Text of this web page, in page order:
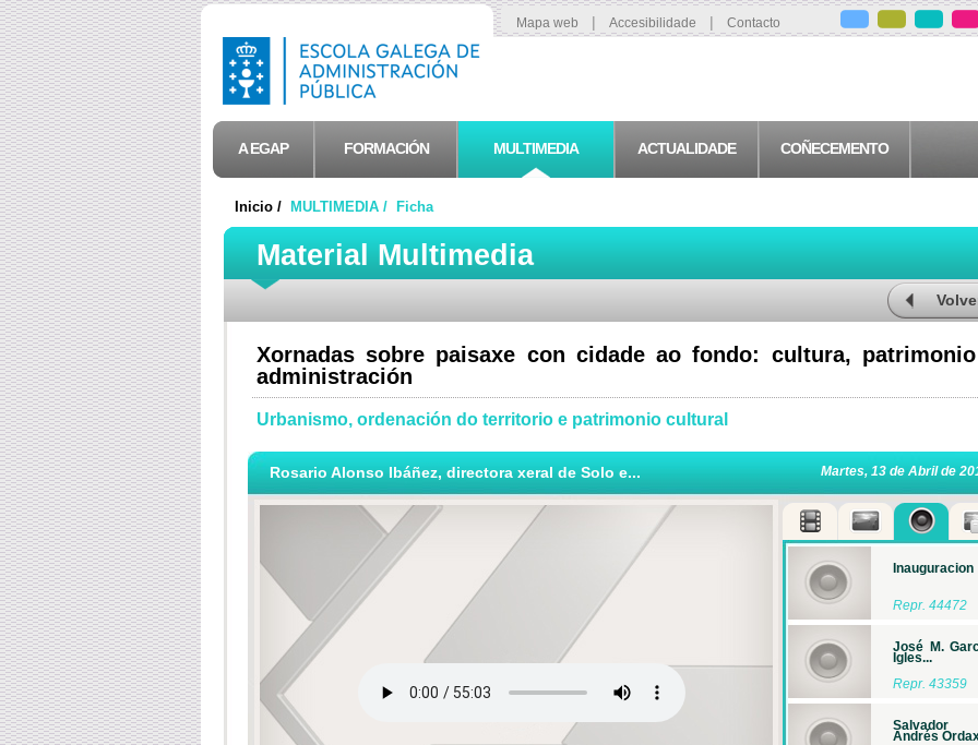
Mapa web | Accesibilidade | Contacto
A EGAP FORMACIÓN MULTIMEDIA ACTUALIDADE COÑECEMENTO
Inicio / MULTIMEDIA / Ficha
Material Multimedia
Xornadas sobre paisaxe con cidade ao fondo: cultura,
administración
Urbanismo, ordenación do territorio e patrimonio cultural
Rosario Alonso Ibáñez, directora xeral de Solo e... Martes, 13 de Abril de
Inauguracion
Repr. 44472
José M.
Igles...
Repr. 43359
Salvador
Andrés